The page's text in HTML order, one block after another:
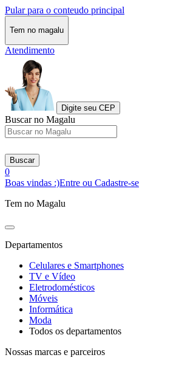
Pular para o conteudo principal
Tem no magalu
Atendimento
Digite seu CEP
Buscar no Magalu
Buscar
0
Boas vindas :)Entre ou Cadastre-se
Tem no Magalu
Departamentos
Celulares e Smartphones
TV e Vídeo
Eletrodomésticos
Móveis
Informática
Moda
Todos os departamentos
Nossas marcas e parceiros